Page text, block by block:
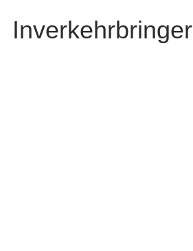
Inverkehrbringer